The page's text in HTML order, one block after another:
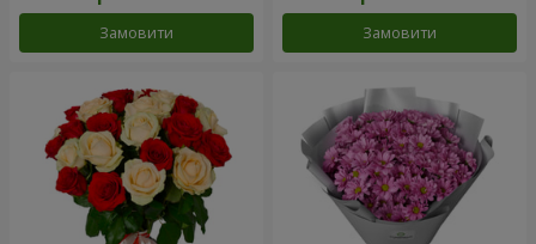
Замовити Замовити